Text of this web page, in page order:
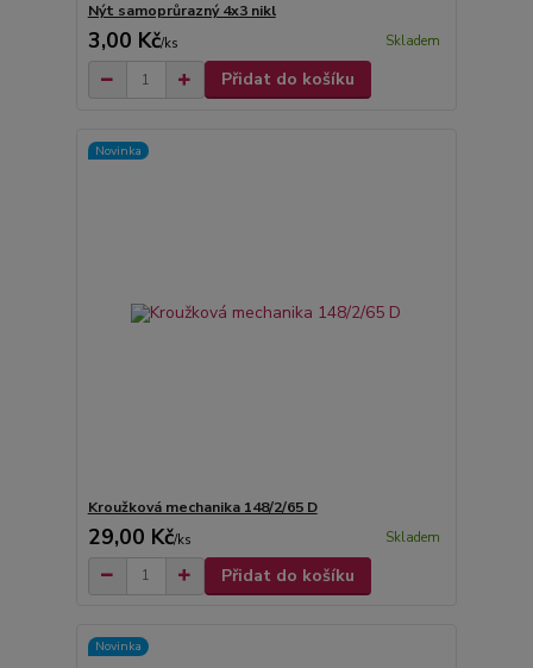
Nýt samoprůrazný 4x3 nikl
3,00 Kč/ks Skladem
Přidat do košíku
Novinka
Kroužková mechanika 148/2/65 D
29,00 Kč/ks Skladem
Přidat do košíku
Novinka